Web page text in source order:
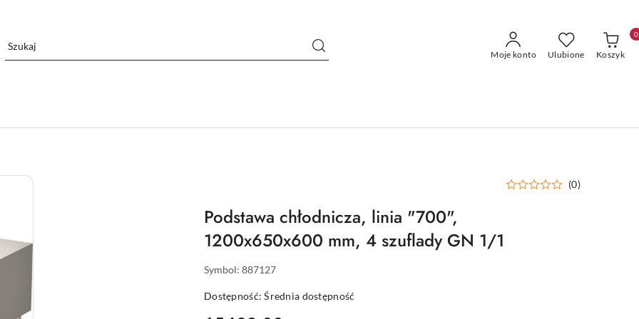
Moje konto Ulubione Koszyk
0
(0)
Podstawa chłodnicza, linia "700",
1200x650x600 mm, 4 szuflady GN 1/1
Symbol: 887127
Dostępność:Średnia dostępność